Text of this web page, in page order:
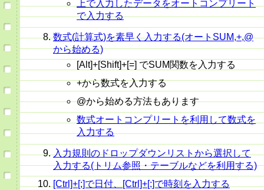
上で入力したデータをオートコンプリート
で入力する
数式(計算式)を素早く入力する(オートSUM,+,@
から始める)
[Alt]+[Shift]+[=] でSUM関数を入力する
+から数式を入力する
@から始める方法もあります
数式オートコンプリートを利用して数式を
入力する
入力規則のドロップダウンリストから選択して
入力する(トリム参照・テーブルなどを利用する)
[Ctrl]+[;]で日付、[Ctrl]+[:]で時刻を入力する